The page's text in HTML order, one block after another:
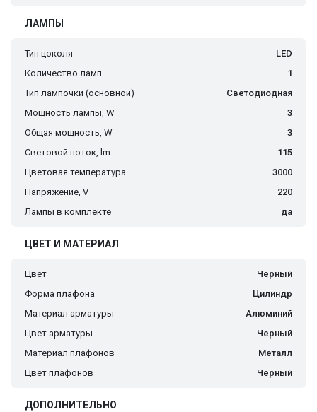
ЛАМПЫ
Тип цоколя
LED
Количество ламп
1
Тип лампочки (основной)
Светодиодная
Мощность лампы, W
3
Общая мощность, W
3
Световой поток, lm
115
Цветовая температура
3000
Напряжение, V
220
Лампы в комплекте
да
ЦВЕТ И МАТЕРИАЛ
Цвет
Черный
Форма плафона
Цилиндр
Материал арматуры
Алюминий
Цвет арматуры
Черный
Материал плафонов
Металл
Цвет плафонов
Черный
ДОПОЛНИТЕЛЬНО